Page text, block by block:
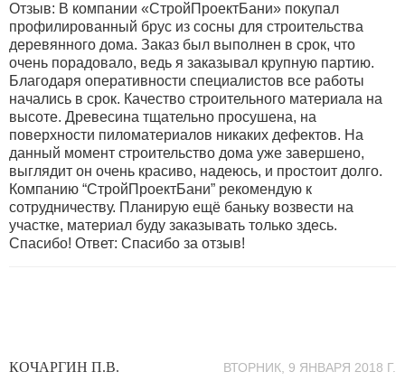
Отзыв: В компании «СтройПроектБани» покупал
профилированный брус из сосны для строительства
деревянного дома. Заказ был выполнен в срок, что
очень порадовало, ведь я заказывал крупную партию.
Благодаря оперативности специалистов все работы
начались в срок. Качество строительного материала на
высоте. Древесина тщательно просушена, на
поверхности пиломатериалов никаких дефектов. На
данный момент строительство дома уже завершено,
выглядит он очень красиво, надеюсь, и простоит долго.
Компанию “СтройПроектБани” рекомендую к
сотрудничеству. Планирую ещё баньку возвести на
участке, материал буду заказывать только здесь.
Спасибо! Ответ: Спасибо за отзыв!
КОЧАРГИН П.В. ВТОРНИК, 9 ЯНВАРЯ 2018 Г.